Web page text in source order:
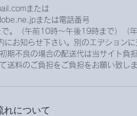
または
または電話番号
（午前10時〜午後19時まで）（年
にお知らせ下さい。別のエデション
期不良の場合の配送代は当サイト負
送料のご負担をご負担をお願い致しま
れについて